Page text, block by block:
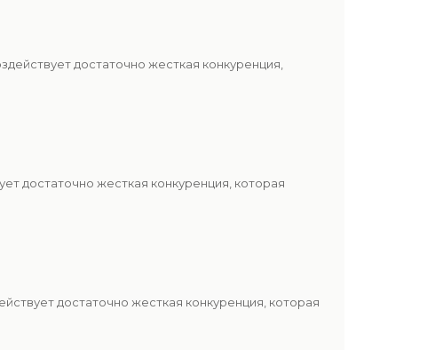
достаточно жесткая конкуренция,
достаточно жесткая конкуренция, которая
достаточно жесткая конкуренция, которая